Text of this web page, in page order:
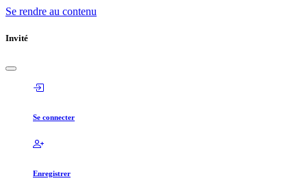
Se rendre au contenu
Invité
Se connecter
Enregistrer